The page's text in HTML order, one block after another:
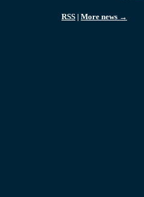
RSS | More news →